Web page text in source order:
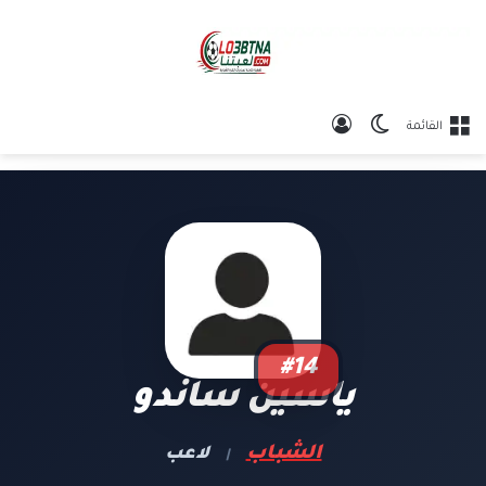
القائمة الوضع المظلم
#14
ياسين ساندو
الشباب | لاعب